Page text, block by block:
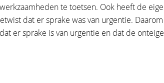
te toetsen. Ook heeft de
dat er sprake was van urgentie.
er sprake is van urgentie en dat de